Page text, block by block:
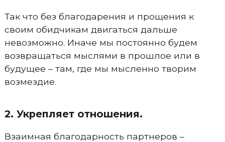
Так что без благодарения и прощения к
своим обидчикам двигаться дальше
невозможно. Иначе мы постоянно будем
возвращаться мыслями в прошлое или в
будущее – там, где мы мысленно творим
возмездие.
2. Укрепляет отношения.
Взаимная благодарность партнеров –